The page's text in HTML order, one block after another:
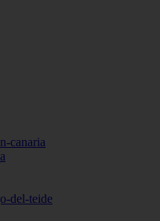
canaria
del-teide